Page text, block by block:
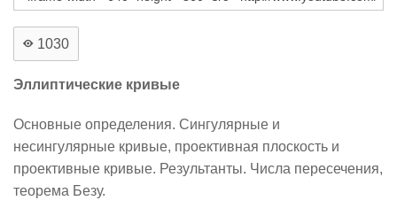
1030
Эллиптические кривые
Основные определения. Сингулярные и
несингулярные кривые, проективная плоскость и
проективные кривые. Результанты. Числа пересечения,
теорема Безу.